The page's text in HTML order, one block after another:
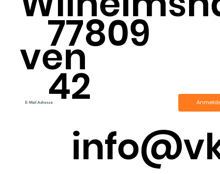
ven
77809
42